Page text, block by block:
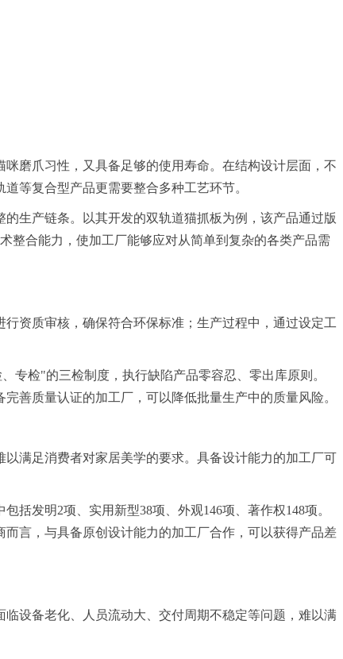
咪磨爪习性，又具备足够的使用寿命。在结构设计层面，不
等复合型产品更需要整合多种工艺环节。
生产链条。以其开发的双轨道猫抓板为例，该产品通过版
整合能力，使加工厂能够应对从简单到复杂的各类产品需
资质审核，确保符合环保标准；生产过程中，通过设定工
专检"的三检制度，执行缺陷产品零容忍、零出库原则。
善质量认证的加工厂，可以降低批量生产中的质量风险。
满足消费者对家居美学的要求。具备设计能力的加工厂可
括发明2项、实用新型38项、外观146项、著作权148项。
言，与具备原创设计能力的加工厂合作，可以获得产品差
设备老化、人员流动大、交付周期不稳定等问题，难以满